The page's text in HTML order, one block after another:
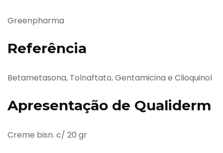
Greenpharma
Referência
Betametasona, Tolnaftato, Gentamicina e Clioquinol
Apresentação de Qualiderm
Creme bisn. c/ 20 gr